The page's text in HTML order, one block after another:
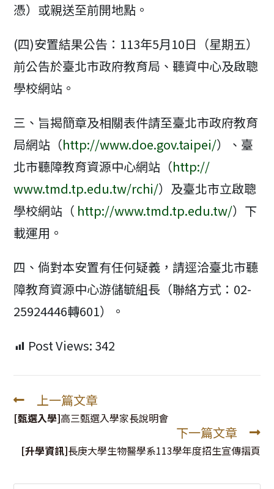
憑）或親送至前開地點。
(四)安置結果公告：113年5月10日（星期五）
前公告於臺北市政府教育局、聽資中心及啟聰
學校網站。
三、旨揭簡章及相關表件請至臺北市政府教育
局網站（http://www.doe.gov.taipei/）、臺
北市聽障教育資源中心網站（http://
www.tmd.tp.edu.tw/rchi/）及臺北市立啟聰
學校網站（ http://www.tmd.tp.edu.tw/）下
載運用。
四、倘對本安置有任何疑義，請逕洽臺北市聽
障教育資源中心游儲毓組長（聯絡方式：02-
25924446轉601）。
Post Views: 342
Read
more
上一篇文章
[甄選入學]高三甄選入學家長說明會
下一篇文章
[升學資訊]長庚大學生物醫學系113學年度招生宣傳摺頁